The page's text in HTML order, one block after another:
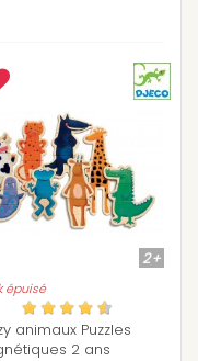
2+
épuisé
animaux Puzzles
2 ans